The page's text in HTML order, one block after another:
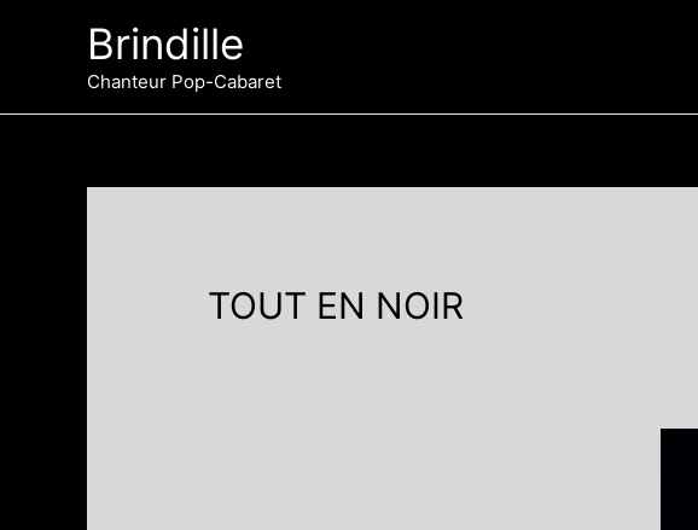
Brindille
Chanteur Pop-Cabaret
TOUT EN NOIR